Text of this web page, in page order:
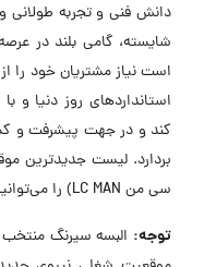
دانش فنی و تجربه طولانی
شایسته، گامی بلند در
است نیاز مشتریان خود را
استانداردهای روز دنیا و
کند و در جهت پیشرفت و
بردارد. لیست جدیدترین
سی من LC MAN) را می‌توانید در ابتدای صفحه مشاهده کنید.
توجه: